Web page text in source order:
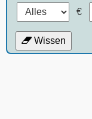
€
Wissen